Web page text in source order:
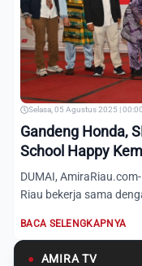
Selasa, 05 Agustus 2025 |
Gandeng Honda,
School Happy
DUMAI,
Riau bekerja sama
BACA SELENGKAPNYA
● AMIRA TV